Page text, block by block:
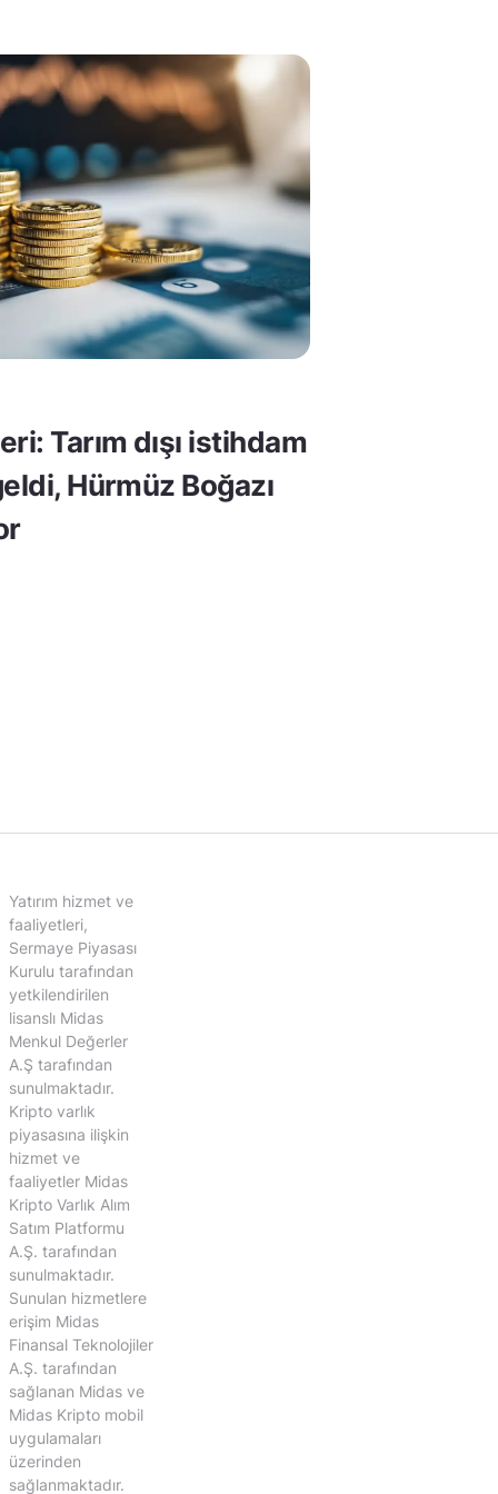
Tarım dışı istihdam
Hürmüz Boğazı
Yatırım hizmet ve
faaliyetleri,
Sermaye Piyasası
Kurulu tarafından
yetkilendirilen
lisanslı Midas
Menkul Değerler
A.Ş tarafından
sunulmaktadır.
Kripto varlık
piyasasına ilişkin
hizmet ve
faaliyetler Midas
Kripto Varlık Alım
Satım Platformu
A.Ş. tarafından
sunulmaktadır.
Sunulan hizmetlere
erişim Midas
Finansal Teknolojiler
A.Ş. tarafından
sağlanan Midas ve
Midas Kripto mobil
uygulamaları
üzerinden
sağlanmaktadır.